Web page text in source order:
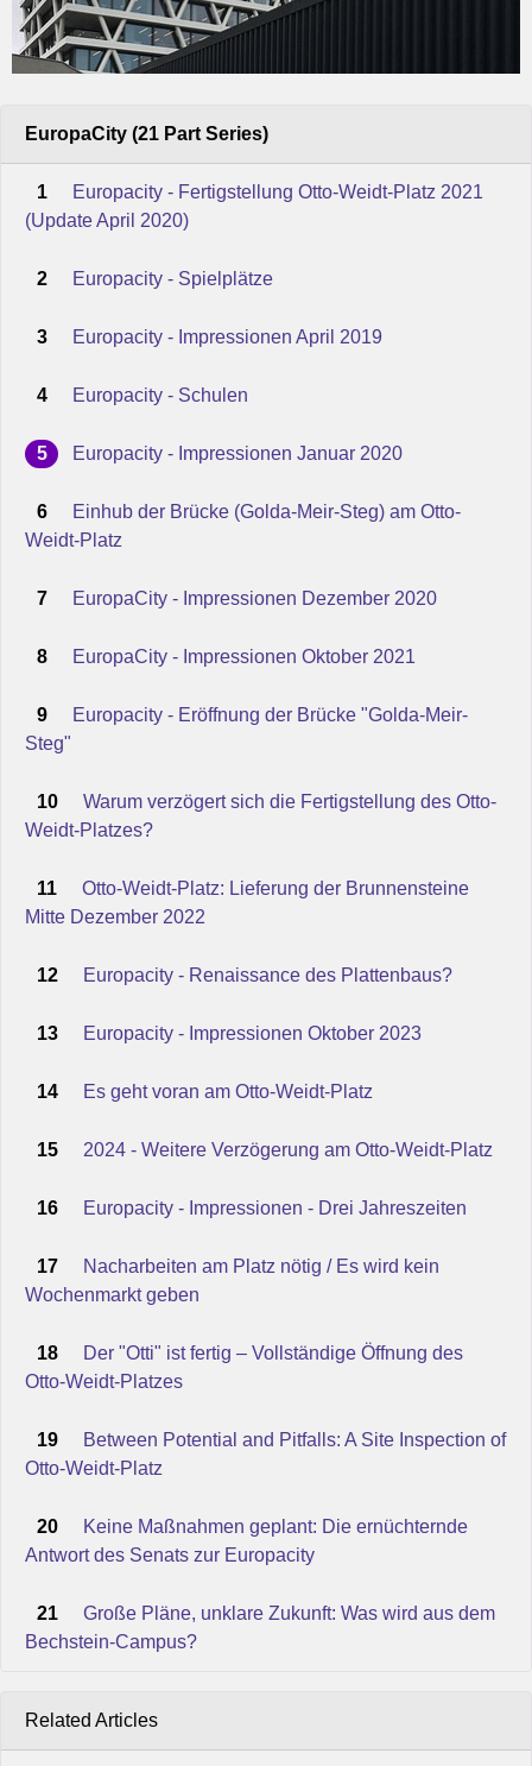
EuropaCity (21 Part Series)
1
Europacity - Fertigstellung Otto-Weidt-Platz 2021
(Update April 2020)
2 Europacity - Spielplätze
3 Europacity - Impressionen April 2019
4 Europacity - Schulen
5 Europacity - Impressionen Januar 2020
6
Einhub der Brücke (Golda-Meir-Steg) am Otto-
Weidt-Platz
7 EuropaCity - Impressionen Dezember 2020
8 EuropaCity - Impressionen Oktober 2021
9
Europacity - Eröffnung der Brücke "Golda-Meir-
Steg"
10
Warum verzögert sich die Fertigstellung des Otto-
Weidt-Platzes?
11
Otto-Weidt-Platz: Lieferung der Brunnensteine
Mitte Dezember 2022
12 Europacity - Renaissance des Plattenbaus?
13 Europacity - Impressionen Oktober 2023
14 Es geht voran am Otto-Weidt-Platz
15 2024 - Weitere Verzögerung am Otto-Weidt-Platz
16 Europacity - Impressionen - Drei Jahreszeiten
17
Nacharbeiten am Platz nötig / Es wird kein
Wochenmarkt geben
18
Der "Otti" ist fertig – Vollständige Öffnung des
Otto-Weidt-Platzes
19
Between Potential and Pitfalls: A Site Inspection of
Otto-Weidt-Platz
20
Keine Maßnahmen geplant: Die ernüchternde
Antwort des Senats zur Europacity
21
Große Pläne, unklare Zukunft: Was wird aus dem
Bechstein-Campus?
Related Articles